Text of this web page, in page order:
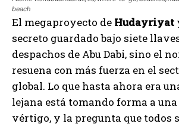
beach
El megaproyecto de Hudayriyat
secreto guardado bajo siete
despachos de Abu Dabi, sino el
resuena con más fuerza en el
global. Lo que hasta ahora era
lejana está tomando forma a
vértigo, y la pregunta que todos